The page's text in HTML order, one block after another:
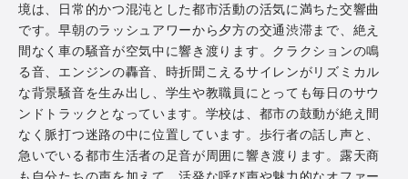
境は、日常的かつ混沌とした都市活動の活気に満ちた交響曲
です。早朝のラッシュアワーから夕方の交通渋滞まで、絶え
間なく車の騒音が空気中に響き渡ります。クラクションの鳴
る音、エンジンの轟音、時折聞こえるサイレンがリズミカル
な背景騒音を生み出し、学生や教職員にとっても毎日のサウ
ンドトラックとなっています。学校は、都市の鼓動が絶え間
なく脈打つ迷路の中に位置しています。歩行者の話し声と、
急いでいる都市生活者の足音が周囲に響き渡ります。露天商